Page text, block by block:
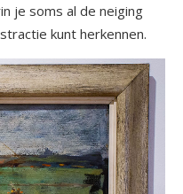
je soms al de neiging
kunt herkennen.